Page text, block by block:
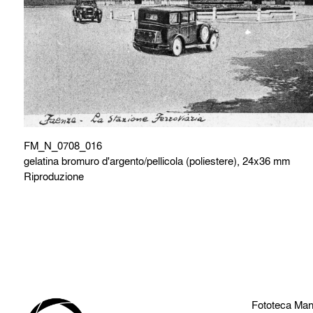
FM_N_0708_016
gelatina bromuro d'argento/pellicola (poliestere), 24x36 mm
Riproduzione
Fototeca